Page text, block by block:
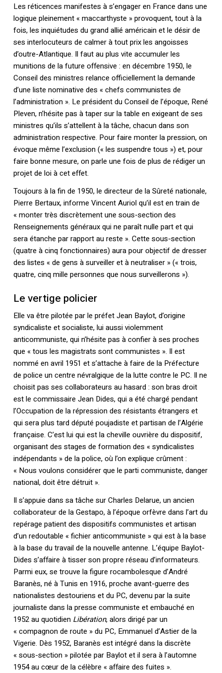
Les réticences manifestes à s’engager en France dans une
logique pleinement « maccarthyste » provoquent, tout à la
fois, les inquiétudes du grand allié américain et le désir de
ses interlocuteurs de calmer à tout prix les angoisses
d’outre-Atlantique. Il faut au plus vite accumuler les
munitions de la future offensive : en décembre 1950, le
Conseil des ministres relance officiellement la demande
d’une liste nominative des « chefs communistes de
l’administration ». Le président du Conseil de l’époque, René
Pleven, n’hésite pas à taper sur la table en exigeant de ses
ministres qu’ils s’attellent à la tâche, chacun dans son
administration respective. Pour faire monter la pression, on
évoque même l’exclusion (« les suspendre tous ») et, pour
faire bonne mesure, on parle une fois de plus de rédiger un
projet de loi à cet effet.
Toujours à la fin de 1950, le directeur de la Sûreté nationale,
Pierre Bertaux, informe Vincent Auriol qu’il est en train de
« monter très discrètement une sous-section des
Renseignements généraux qui ne paraît nulle part et qui
sera étanche par rapport au reste ». Cette sous-section
(quatre à cinq fonctionnaires) aura pour objectif de dresser
des listes « de gens à surveiller et à neutraliser » (« trois,
quatre, cinq mille personnes que nous surveillerons »).
Le vertige policier
Elle va être pilotée par le préfet Jean Baylot, d’origine
syndicaliste et socialiste, lui aussi violemment
anticommuniste, qui n’hésite pas à confier à ses proches
que « tous les magistrats sont communistes ». Il est
nommé en avril 1951 et s’attache à faire de la Préfecture
de police un centre névralgique de la lutte contre le PC. Il ne
choisit pas ses collaborateurs au hasard : son bras droit
est le commissaire Jean Dides, qui a été chargé pendant
l’Occupation de la répression des résistants étrangers et
qui sera plus tard député poujadiste et partisan de l’Algérie
française. C’est lui qui est la cheville ouvrière du dispositif,
organisant des stages de formation des « syndicalistes
indépendants » de la police, où l’on explique crûment :
« Nous voulons considérer que le parti communiste, danger
national, doit être détruit ».
Il s’appuie dans sa tâche sur Charles Delarue, un ancien
collaborateur de la Gestapo, à l’époque orfèvre dans l’art du
repérage patient des dispositifs communistes et artisan
d’un redoutable « fichier anticommuniste » qui est à la base
à la base du travail de la nouvelle antenne. L’équipe Baylot-
Dides s’affaire à tisser son propre réseau d’informateurs.
Parmi eux, se trouve la figure rocambolesque d’André
Baranès, né à Tunis en 1916, proche avant-guerre des
nationalistes destouriens et du PC, devenu par la suite
journaliste dans la presse communiste et embauché en
1952 au quotidien Libération, alors dirigé par un
« compagnon de route » du PC, Emmanuel d’Astier de la
Vigerie. Dès 1952, Baranès est intégré dans la discrète
« sous-section » pilotée par Baylot et il sera à l’automne
1954 au cœur de la célèbre « affaire des fuites ».